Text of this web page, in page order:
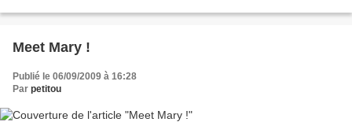
Meet Mary !
Publié le 06/09/2009 à 16:28
Par petitou